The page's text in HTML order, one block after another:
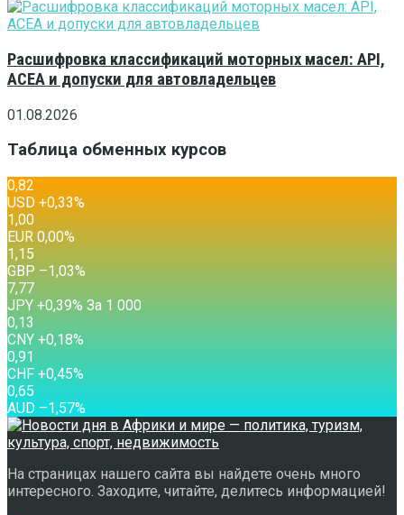
Расшифровка классификаций моторных масел: API,
ACEA и допуски для автовладельцев
01.08.2026
Таблица обменных курсов
0,82
USD +0,33%
1,00
EUR 0,00%
1,15
GBP –1,03%
7,77
JPY +0,39% За 1 000
0,13
CNY +0,18%
0,91
CHF +0,45%
0,65
AUD –1,57%
На страницах нашего сайта вы найдете очень много
интересного. Заходите, читайте, делитесь информацией!